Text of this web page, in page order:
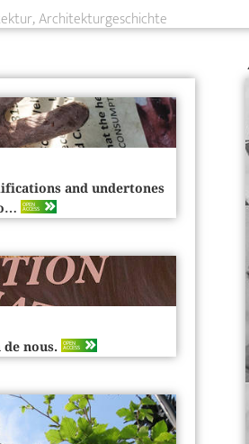
Architekturgeschichte
and undertones
OPEN
ACCESS
de nous. OPEN
ACCESS